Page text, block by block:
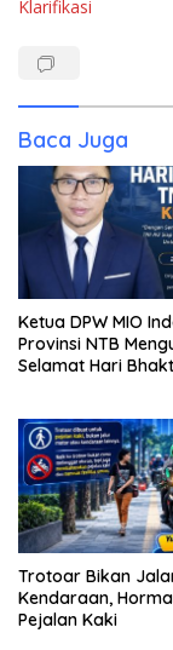
Klarifikasi
Baca Juga
Ketua DPW MIO
Provinsi NTB
Selamat Hari
Trotoar Bikan
Kendaraan,
Pejalan Kaki